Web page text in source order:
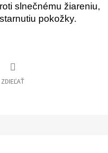
slnečnému žiareniu,
pokožky.
ZDIEĽAŤ